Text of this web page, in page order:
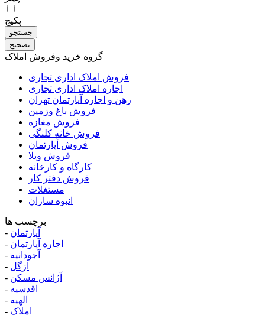
پکیج
گروه خرید وفروش املاک
فروش املاک اداری تجاری
اجاره املاک اداری تجاری
رهن و اجاره آپارتمان تهران
فروش باغ وزمین
فروش مغازه
فروش خانه کلنگی
فروش آپارتمان
فروش ویلا
کارگاه و کارخانه
فروش دفتر کار
مستغلات
انبوه سازان
برچسب ها
- آپارتمان
- اجاره آپارتمان
- آجودانیه
- ازگل
- آژانس مسکن
- اقدسیه
- الهیه
- املاک